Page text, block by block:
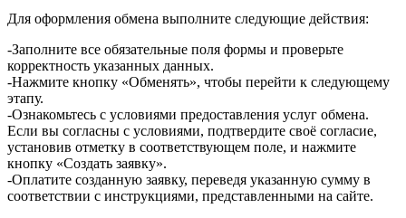
Для оформления обмена выполните следующие действия:
-Заполните все обязательные поля формы и проверьте
корректность указанных данных.
-Нажмите кнопку «Обменять», чтобы перейти к следующему
этапу.
-Ознакомьтесь с условиями предоставления услуг обмена.
Если вы согласны с условиями, подтвердите своё согласие,
установив отметку в соответствующем поле, и нажмите
кнопку «Создать заявку».
-Оплатите созданную заявку, переведя указанную сумму в
соответствии с инструкциями, представленными на сайте.